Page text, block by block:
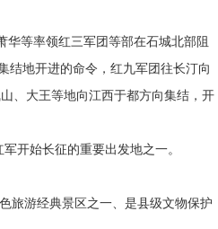
等率领红三军团等部在石城北部阻
结地开进的命令，红九军团往长汀向
、大王等地向江西于都方向集结，开
开始长征的重要出发地之一。
游经典景区之一、是县级文物保护